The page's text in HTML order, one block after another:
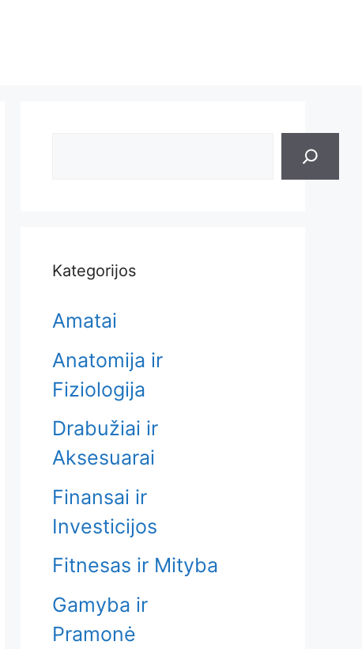
Kategorijos
Amatai
Anatomija ir
Fiziologija
Drabužiai ir
Aksesuarai
Finansai ir
Investicijos
Fitnesas ir Mityba
Gamyba ir
Pramonė